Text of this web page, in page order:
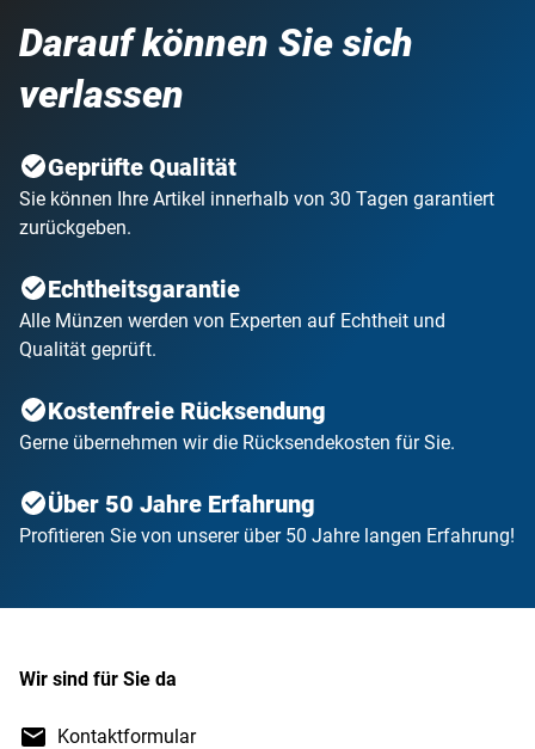
Darauf können Sie sich
verlassen
Geprüfte Qualität
Sie können Ihre Artikel innerhalb von 30 Tagen garantiert
zurückgeben.
Echtheitsgarantie
Alle Münzen werden von Experten auf Echtheit und
Qualität geprüft.
Kostenfreie Rücksendung
Gerne übernehmen wir die Rücksendekosten für Sie.
Über 50 Jahre Erfahrung
Profitieren Sie von unserer über 50 Jahre langen Erfahrung!
Wir sind für Sie da
Kontaktformular